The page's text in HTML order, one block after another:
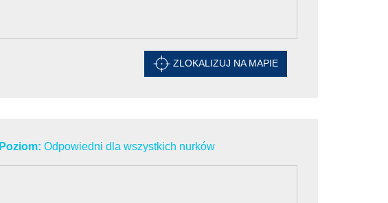
ZLOKALIZUJ NA MAPIE
Poziom: Odpowiedni dla wszystkich nurków